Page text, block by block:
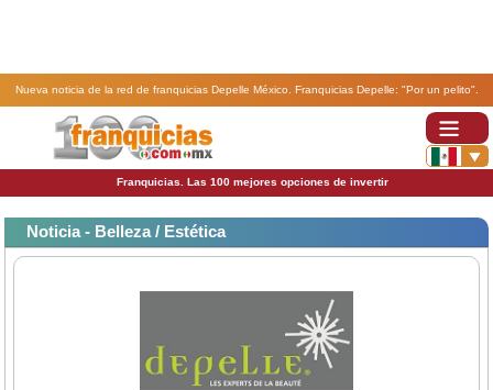
Nueva noticia de la red de franquicias Depelle México. Franquicias Depelle: "Por un pelito".
Franquicias. Las 100 mejores opciones de invertir
Noticia - Belleza / Estética